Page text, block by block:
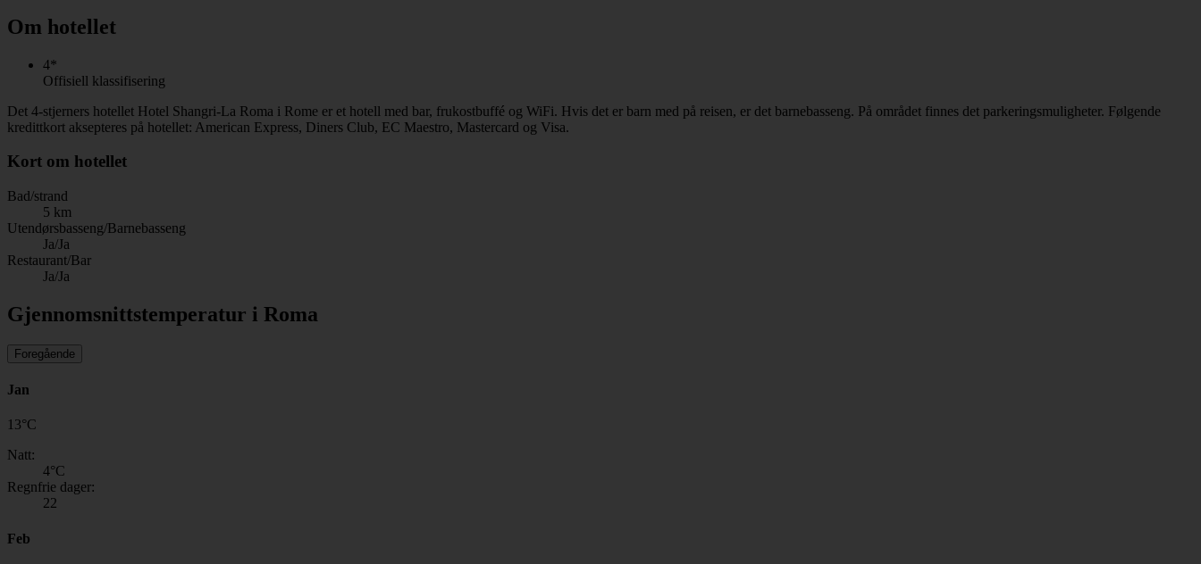
Om hotellet
4*
Offisiell klassifisering
Det 4-stjerners hotellet Hotel Shangri-La Roma i Rome er et hotell med bar, frukostbuffé og WiFi. Hvis det er barn med på reisen, er det barnebasseng. På området finnes det parkeringsmuligheter. Følgende
kredittkort aksepteres på hotellet: American Express, Diners Club, EC Maestro, Mastercard og Visa.
Kort om hotellet
Bad/strand
5 km
Utendørsbasseng/Barnebasseng
Ja/Ja
Restaurant/Bar
Ja/Ja
Gjennomsnittstemperatur i Roma
Foregående
Jan
13°C
Natt:
4°C
Regnfrie dager:
22
Feb